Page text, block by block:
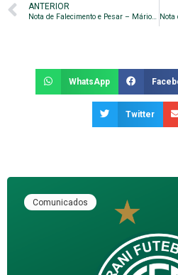
ANTERIOR
Nota de Falecimento e Pesar – Mário Leite da Costa Filho
WhatsApp
Twitter
Comunicados